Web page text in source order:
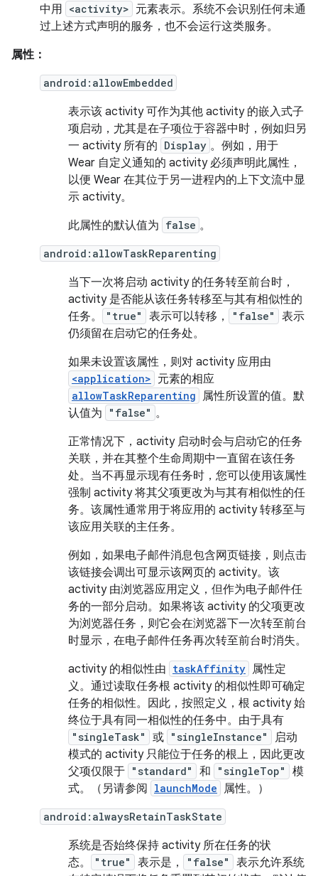
中用 <activity> 元素表示。系统不会识别任何未通
过上述方式声明的服务，也不会运行这类服务。
属性：
android:allowEmbedded
表示该 activity 可作为其他 activity 的嵌入式子
项启动，尤其是在子项位于容器中时，例如归另
一 activity 所有的 Display 。例如，用于
Wear 自定义通知的 activity 必须声明此属性，
以便 Wear 在其位于另一进程内的上下文流中显
示 activity。
此属性的默认值为 false 。
android:allowTaskReparenting
当下一次将启动 activity 的任务转至前台时，
activity 是否能从该任务转移至与其有相似性的
任务。
"true" 表示可以转移， "false"
表示
仍须留在启动它的任务处。
如果未设置该属性，则对 activity 应用由
<application> 元素的相应
allowTaskReparenting 属性所设置的值。默
认值为
"false" 。
正常情况下，activity 启动时会与启动它的任务
关联，并在其整个生命周期中一直留在该任务
处。当不再显示现有任务时，您可以使用该属性
强制 activity 将其父项更改为与其有相似性的任
务。该属性通常用于将应用的 activity 转移至与
该应用关联的主任务。
例如，如果电子邮件消息包含网页链接，则点击
该链接会调出可显示该网页的 activity。该
activity 由浏览器应用定义，但作为电子邮件任
务的一部分启动。如果将该 activity 的父项更改
为浏览器任务，则它会在浏览器下一次转至前台
时显示，在电子邮件任务再次转至前台时消失。
activity 的相似性由 taskAffinity 属性定
义。通过读取任务根 activity 的相似性即可确定
任务的相似性。因此，按照定义，根 activity 始
终位于具有同一相似性的任务中。由于具有
"singleTask" 或 "singleInstance"
启动
模式的 activity 只能位于任务的根上，因此更改
父项仅限于 "standard" 和 "singleTop"
模
式。（另请参阅
launchMode 属性。）
android:alwaysRetainTaskState
系统是否始终保持 activity 所在任务的状
态。
"true" 表示是， "false"
表示允许系统